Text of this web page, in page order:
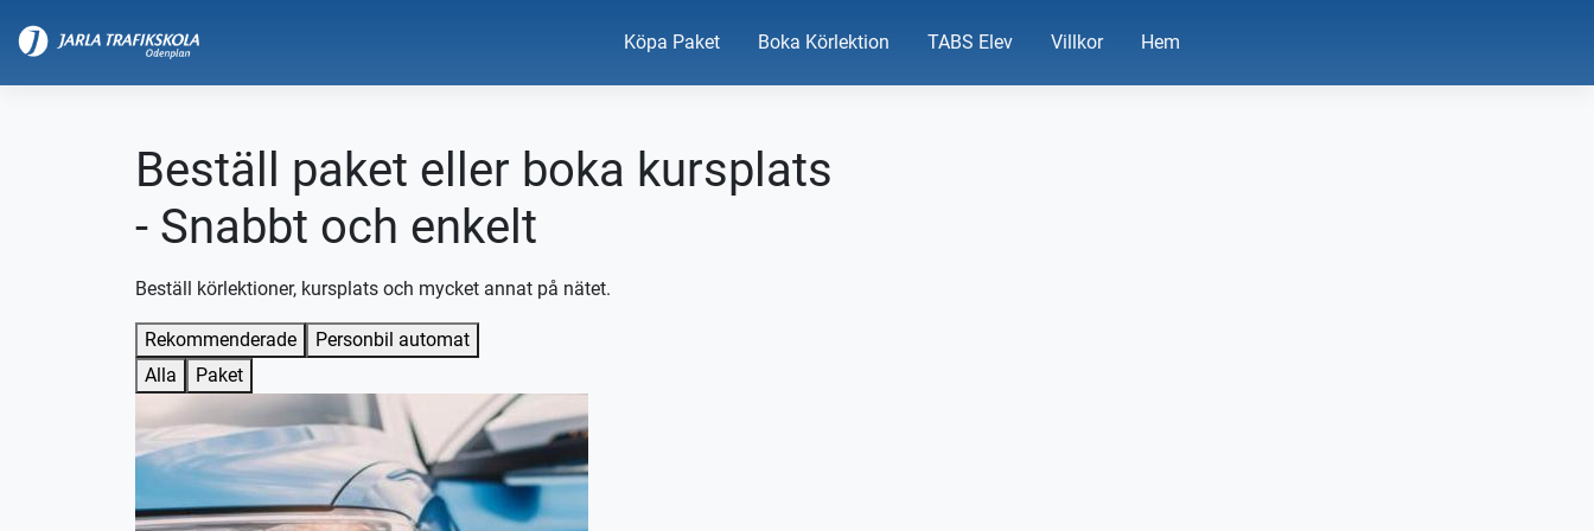
Köpa Paket Boka Körlektion TABS Elev Villkor Hem
Beställ paket eller boka kursplats
- Snabbt och enkelt
Beställ körlektioner, kursplats och mycket annat på nätet.
Rekommenderade
Personbil automat
Alla
Paket